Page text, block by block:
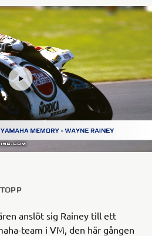
anslöt sig Rainey till ett
team i VM, den här gången